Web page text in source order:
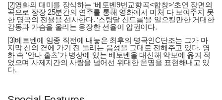
[2]영화의 대미를 장식하는 ‘베토벤9번교향곡<합창>’초연 장면의
곡으로 장장 25분간의 연주를 통해 영화에서 미처 다 보여주지 못
한 명곡의 전율을 선사한다. ‘스탕달 신드롬’을 일으킬만한 거대한
감동과 가슴을 울리는 웅장한 선율이 압권이다.
[3]베토벤에 임종 직전에 내놓은 최후의 명곡인C단조는 그가 마
지막 신의 곁에 가기 전 들리는 음성을 그대로 전해주고 있다. 영
화 속 ‘안나 홀츠’가 병상에 있는 베토벤을 대신해 악보에 옮겨 적
었으며 사제지간의 사랑을 넘어선 위대한 운명을 표현해내고 있
다.